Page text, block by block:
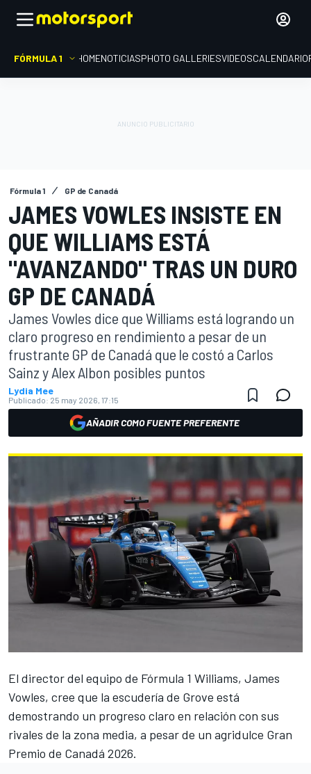
FÓRMULA 1 HOMENOTICIASPHOTO GALLERIESVIDEOSCALENDARIO
Fórmula 1 GP de Canadá
JAMES VOWLES INSISTE EN
QUE WILLIAMS ESTÁ
"AVANZANDO" TRAS UN DURO
GP DE CANADÁ
James Vowles dice que Williams está logrando un
claro progreso en rendimiento a pesar de un
frustrante GP de Canadá que le costó a Carlos
Sainz y Alex Albon posibles puntos
Lydia Mee
Publicado: 25 may 2026, 17:15
AÑADIR COMO FUENTE PREFERENTE
El director del equipo de Fórmula 1 Williams, James
Vowles, cree que la escudería de Grove está
demostrando un progreso claro en relación con sus
rivales de la zona media, a pesar de un agridulce Gran
Premio de Canadá 2026.